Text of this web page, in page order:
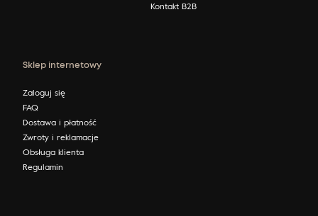
Kontakt B2B
Sklep internetowy
Zaloguj się
FAQ
Dostawa i płatność
Zwroty i reklamacje
Obsługa klienta
Regulamin